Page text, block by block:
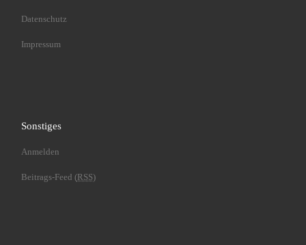
Datenschutz
Impressum
Sonstiges
Anmelden
Beitrags-Feed (RSS)